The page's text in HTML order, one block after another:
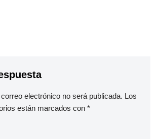
electrónico no será publicada. Los
están marcados con *